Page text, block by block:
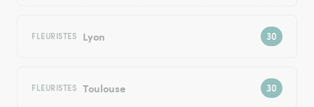
FLEURISTES Lyon
FLEURISTES Toulouse